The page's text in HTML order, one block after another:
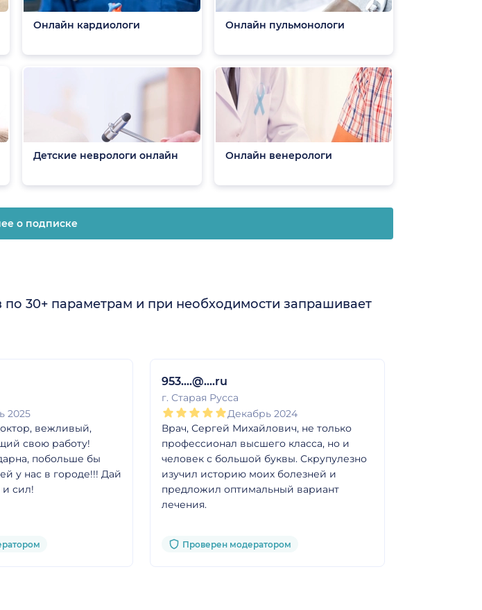
Онлайн кардиологи Онлайн пульмонологи
Детские неврологи онлайн Онлайн венерологи
о подписке
30+ параметрам и при необходимости запрашивает
2025
вежливый,
свою работу!
побольше бы
у нас в городе!!! Дай
и сил!
953....@....ru
г. Старая Русса
Декабрь 2024
Врач, Сергей Михайлович, не только
профессионал высшего класса, но и
человек с большой буквы. Скрупулезно
изучил историю моих болезней и
предложил оптимальный вариант
лечения.
Проверен модератором